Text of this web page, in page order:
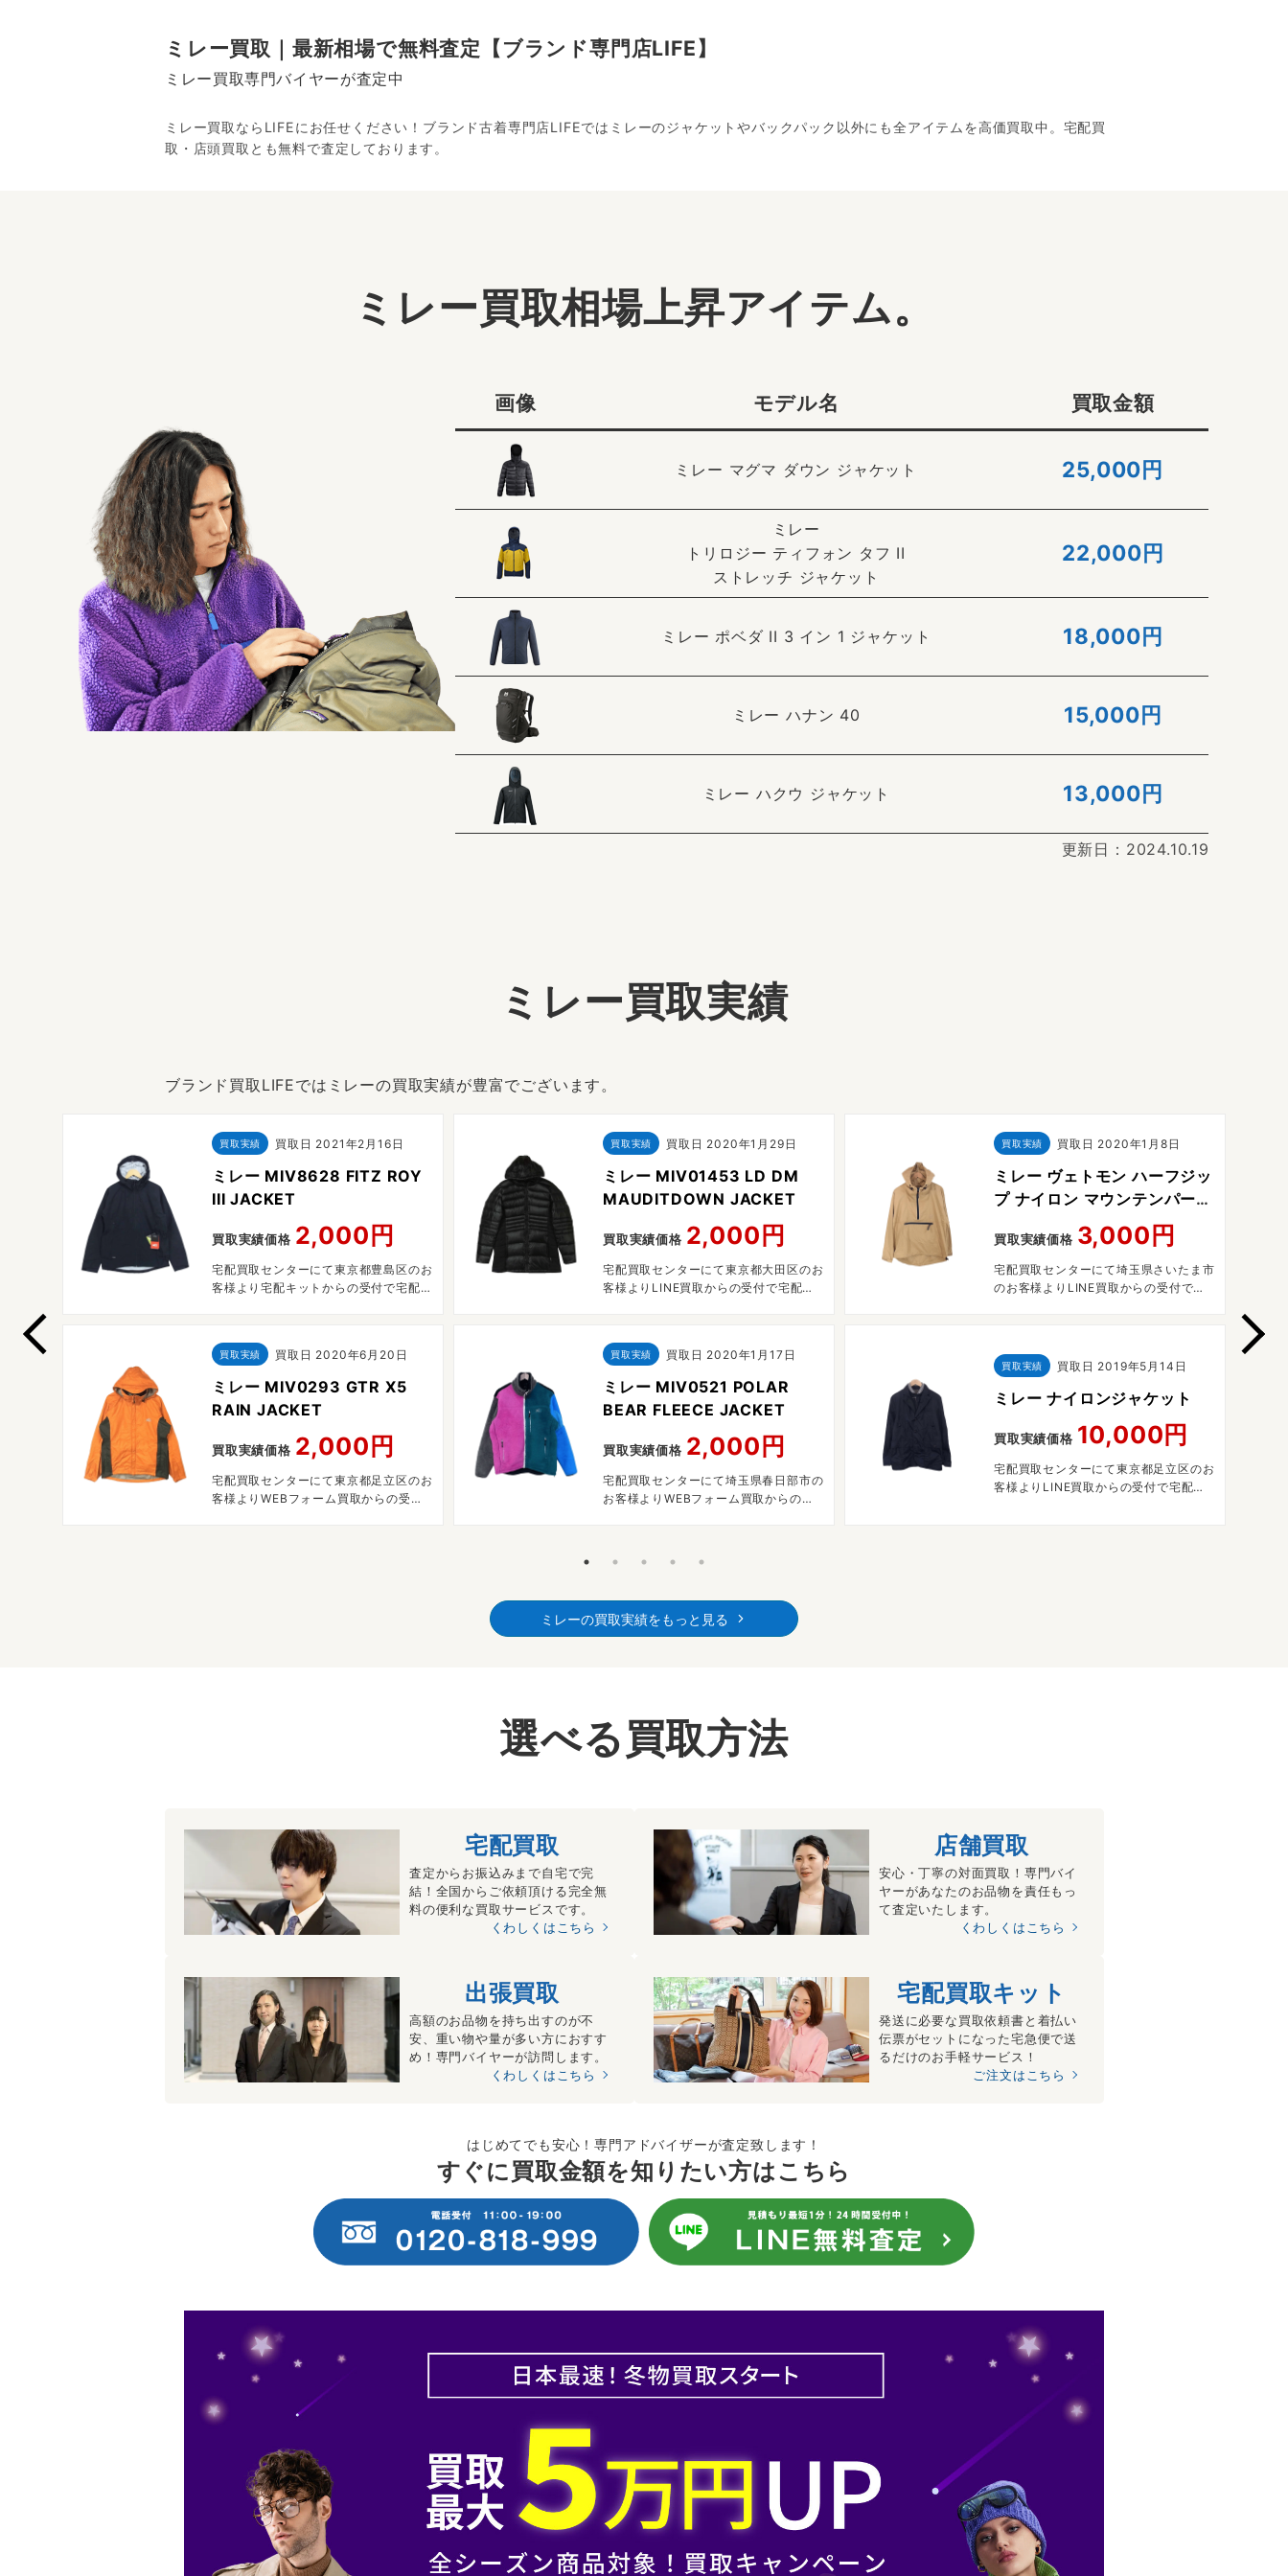
ミレー買取｜最新相場で無料査定【ブランド専門店LIFE】
ミレー買取専門バイヤーが査定中
ミレー買取ならLIFEにお任せください！ブランド古着専門店LIFEではミレーのジャケットやバックパック以外にも全アイテムを高価買取中。宅配買
取・店頭買取とも無料で査定しております。
ミレー買取相場上昇アイテム。
画像 モデル名 買取金額
ミレー マグマ ダウン ジャケット 25,000円
ミレー
トリロジー ティフォン タフ II
ストレッチ ジャケット
22,000円
ミレー ポベダ II 3 イン 1 ジャケット 18,000円
ミレー ハナン 40 15,000円
ミレー ハクウ ジャケット 13,000円
更新日：2024.10.19
ミレー買取実績
ブランド買取LIFEではミレーの買取実績が豊富でございます。
買取実績 買取日 2021年2月16日
ミレー MIV8628 FITZ ROY
III JACKET
買取実績価格 2,000円
宅配買取センターにて東京都豊島区のお
客様より宅配キットからの受付で宅配買
買取実績 買取日 2020年6月20日
ミレー MIV0293 GTR X5
RAIN JACKET
買取実績価格 2,000円
宅配買取センターにて東京都足立区のお
客様よりWEBフォーム買取からの受付
買取実績 買取日 2020年1月29日
ミレー MIV01453 LD DM
MAUDITDOWN JACKET
買取実績価格 2,000円
宅配買取センターにて東京都大田区のお
客様よりLINE買取からの受付で宅配買
買取実績 買取日 2020年1月17日
ミレー MIV0521 POLAR
BEAR FLEECE JACKET
買取実績価格 2,000円
宅配買取センターにて埼玉県春日部市の
お客様よりWEBフォーム買取からの受
買取実績 買取日 2020年1月8日
ミレー ヴェトモン ハーフジッ
プ ナイロン マウンテンパーカ
買取実績価格 3,000円
宅配買取センターにて埼玉県さいたま市
のお客様よりLINE買取からの受付で宅
買取実績 買取日 2019年5月14日
ミレー ナイロンジャケット
買取実績価格 10,000円
宅配買取センターにて東京都足立区のお
客様よりLINE買取からの受付で宅配買
ミレーの買取実績をもっと見る
選べる買取方法
宅配買取
査定からお振込みまで自宅で完
結！全国からご依頼頂ける完全無
料の便利な買取サービスです。
くわしくはこちら
店舗買取
安心・丁寧の対面買取！専門バイ
ヤーがあなたのお品物を責任もっ
て査定いたします。
くわしくはこちら
出張買取
高額のお品物を持ち出すのが不
安、重い物や量が多い方におすす
め！専門バイヤーが訪問します。
くわしくはこちら
宅配買取キット
発送に必要な買取依頼書と着払い
伝票がセットになった宅急便で送
るだけのお手軽サービス！
ご注文はこちら
はじめてでも安心！専門アドバイザーが査定致します！
すぐに買取金額を知りたい方はこちら